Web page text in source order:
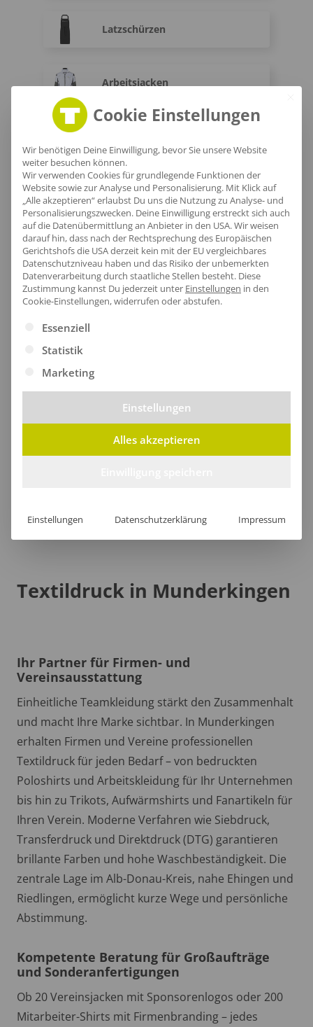
Latzschürzen
Arbeitsjacken
Warnwesten
Warnschutz-T-Shirts
Fleece Warnschutzjacken
Warnschutz-Pullover
Taschen
Textildruck in Munderkingen
Ihr Partner für Firmen- und
Vereinsausstattung
Einheitliche Teamkleidung stärkt den Zusammenhalt
und macht Ihre Marke sichtbar. In Munderkingen
erhalten Firmen und Vereine professionellen
Textildruck für jeden Bedarf – von bedruckten
Poloshirts und Arbeitskleidung für Ihr Unternehmen
bis hin zu Trikots, Aufwärmshirts und Fanartikeln für
Ihren Verein. Moderne Verfahren wie Siebdruck,
Transferdruck und Direktdruck (DTG) garantieren
brillante Farben und hohe Waschbeständigkeit. Die
zentrale Lage im Alb-Donau-Kreis, nahe Ehingen und
Riedlingen, ermöglicht kurze Wege und persönliche
Abstimmung.
Kompetente Beratung für Großaufträge
und Sonderanfertigungen
Ob 20 Vereinsjacken mit Sponsorenlogos oder 200
Mitarbeiter-Shirts mit Firmenbranding – jedes
Cookie Einstellungen
Wir benötigen Deine Einwilligung, bevor Sie unsere Website
weiter besuchen können.
Wir verwenden Cookies für grundlegende Funktionen der
Website sowie zur Analyse und Personalisierung. Mit Klick auf
„Alle akzeptieren“ erlaubst Du uns die Nutzung zu Analyse- und
Personalisierungszwecken. Deine Einwilligung erstreckt sich auch
auf die Datenübermittlung an Anbieter in den USA. Wir weisen
darauf hin, dass nach der Rechtsprechung des Europäischen
Gerichtshofs die USA derzeit kein mit der EU vergleichbares
Datenschutzniveau haben und das Risiko der unbemerkten
Datenverarbeitung durch staatliche Stellen besteht. Diese
Zustimmung kannst Du jederzeit unter Einstellungen in den
Cookie-Einstellungen, widerrufen oder abstufen.
Es folgt eine Liste der Service-Gruppen, für die eine
Essenziell
Statistik
Marketing
Einstellungen
Alles akzeptieren
Einstellungen Datenschutzerklärung Impressum